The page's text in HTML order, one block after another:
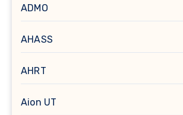
ADMO
AHASS
AHRT
Aion UT